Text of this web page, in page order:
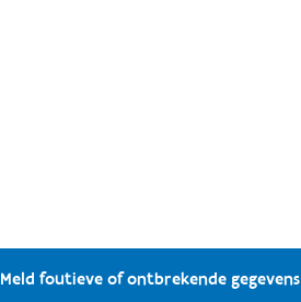
Meld foutieve of ontbrekende gegevens